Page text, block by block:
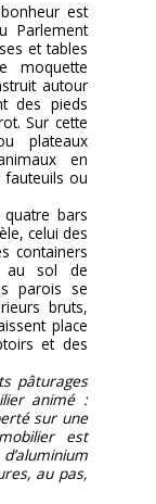
bonheur est
Parlement
et tables
moquette
autour
des pieds
Sur cette
plateaux
en
fauteuils ou
quatre bars
celui des
containers
au sol de
parois se
bruts,
place
et des
pâturages
animé :
sur une
est
au pas,